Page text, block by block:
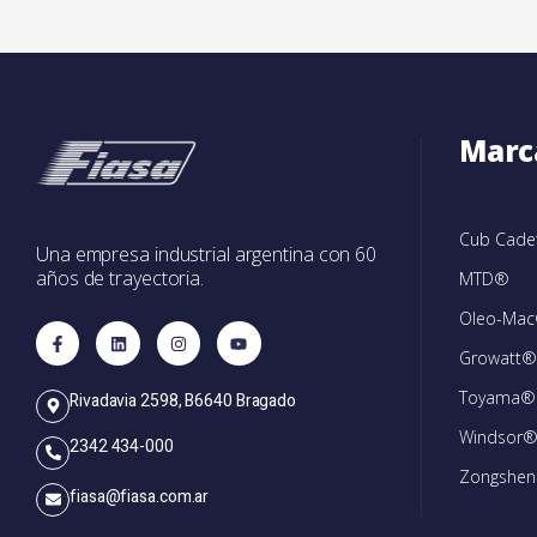
Una empresa industrial argentina con 60
años de trayectoria.
Rivadavia 2598, B6640 Bragado
2342 434-000
fiasa@fiasa.com.ar
Cub
MTD®
Oleo-
Growatt®
Toyama®
Windsor®